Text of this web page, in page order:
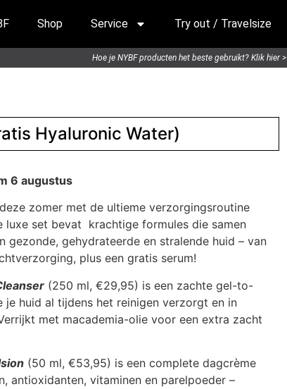
Shop Service Try out / Travelsize
Hoe je NYBF producten het beste gebruikt? Klik hier >
Hyaluronic Water)
6 augustus
zomer met de ultieme verzorgingsroutine
luxe set bevat krachtige formules die samen
gezonde, gehydrateerde en stralende huid – van
plus een gratis serum!
(250 ml, €29,95) is een zachte gel-to-
je huid al tijdens het reinigen verzorgt en in
met macademia-olie voor een extra zacht
(50 ml, €53,95) is een complete dagcrème
antioxidanten, vitaminen en parelpoeder –